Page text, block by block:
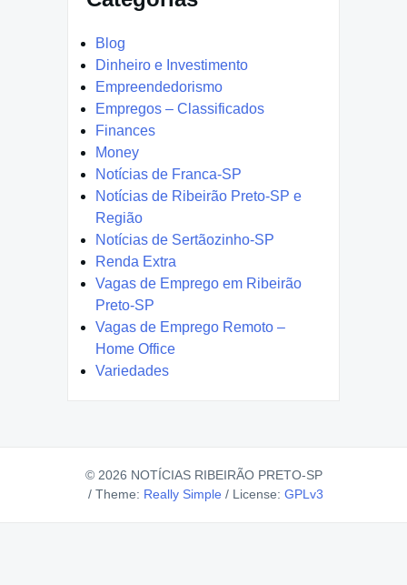
Blog
Dinheiro e Investimento
Empreendedorismo
Empregos – Classificados
Finances
Money
Notícias de Franca-SP
Notícias de Ribeirão Preto-SP e
Região
Notícias de Sertãozinho-SP
Renda Extra
Vagas de Emprego em Ribeirão
Preto-SP
Vagas de Emprego Remoto –
Home Office
Variedades
© 2026 NOTÍCIAS RIBEIRÃO PRETO-SP
/Theme: Really Simple /License: GPLv3